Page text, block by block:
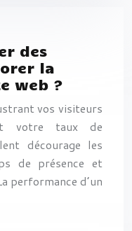
des
la
web ?
vos visiteurs
votre taux de
décourage les
de présence et
performance d’un